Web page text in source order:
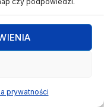
prywatności